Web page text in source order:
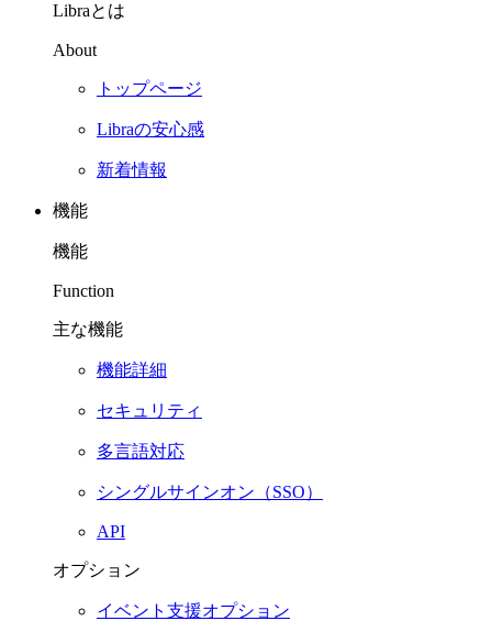
Libraとは
About
トップページ
Libraの安心感
新着情報
機能
機能
Function
主な機能
機能詳細
セキュリティ
多言語対応
シングルサインオン（SSO）
API
オプション
イベント支援オプション